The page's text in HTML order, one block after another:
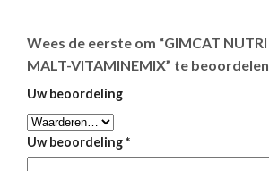
Wees de eerste om “GIMCAT NUTRI
MALT-VITAMINEMIX” te beoordelen
Uw beoordeling
Uw beoordeling*